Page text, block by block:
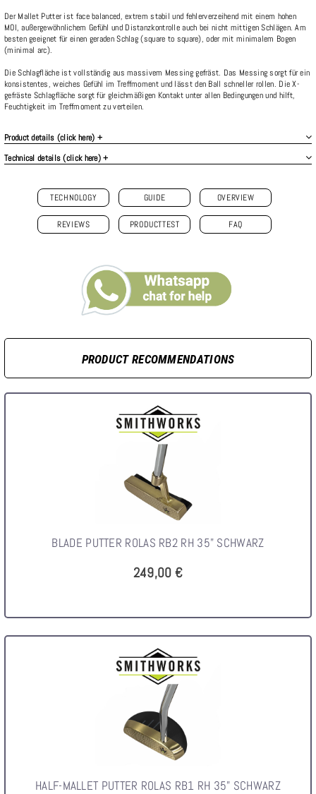
Der Mallet Putter ist face balanced, extrem stabil und fehlerverzeihend mit einem hohen
MOI, außergewöhnlichem Gefühl und Distanzkontrolle auch bei nicht mittigen Schlägen. Am
besten geeignet für einen geraden Schlag (square to square), oder mit minimalem Bogen
(minimal arc).
Die Schlagfläche ist vollständig aus massivem Messing gefräst. Das Messing sorgt für ein
konsistentes, weiches Gefühl im Treffmoment und lässt den Ball schneller rollen. Die X-
gefräste Schlagfläche sorgt für gleichmäßigen Kontakt unter allen Bedingungen und hilft,
Feuchtigkeit im Treffmoment zu verteilen.
Product details (click here) +
Technical details (click here) +
TECHNOLOGY GUIDE OVERVIEW
REVIEWS PRODUCTTEST FAQ
PRODUCT RECOMMENDATIONS
BLADE PUTTER ROLAS RB2 RH 35" SCHWARZ
249,00 €
HALF-MALLET PUTTER ROLAS RB1 RH 35" SCHWARZ